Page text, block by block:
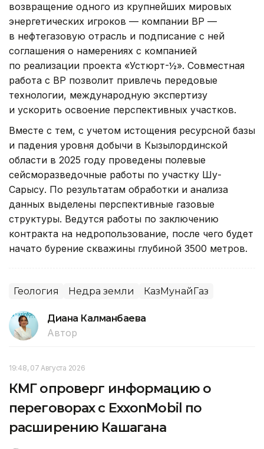
возвращение одного из крупнейших мировых
энергетических игроков — компании BP —
в нефтегазовую отрасль и подписание с ней
соглашения о намерениях с компанией
по реализации проекта «Устюрт-½». Совместная
работа с BP позволит привлечь передовые
технологии, международную экспертизу
и ускорить освоение перспективных участков.
Вместе с тем, с учетом истощения ресурсной базы
и падения уровня добычи в Кызылординской
области в 2025 году проведены полевые
сейсморазведочные работы по участку Шу-
Сарысу. По результатам обработки и анализа
данных выделены перспективные газовые
структуры. Ведутся работы по заключению
контракта на недропользование, после чего будет
начато бурение скважины глубиной 3500 метров.
Геология Недра земли КазМунайГаз
Диана Калманбаева
Автор
19:48, 07 Августа 2026
КМГ опроверг информацию о
переговорах с ExxonMobil по
расширению Кашагана